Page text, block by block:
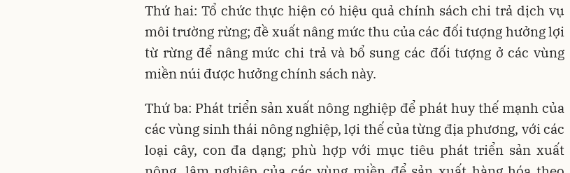
Thứ hai: Tổ chức thực hiện có hiệu quả chính sách chi trả dịch vụ
môi trường rừng; đề xuất nâng mức thu của các đối tượng hưởng lợi
từ rừng để nâng mức chi trả và bổ sung các đối tượng ở các vùng
miền núi được hưởng chính sách này.
Thứ ba: Phát triển sản xuất nông nghiệp để phát huy thế mạnh của
các vùng sinh thái nông nghiệp, lợi thế của từng địa phương, với các
loại cây, con đa dạng; phù hợp với mục tiêu phát triển sản xuất